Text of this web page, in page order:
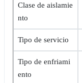
Clase de aislamie
nto
Tipo de servicio
Tipo de enfriami
ento